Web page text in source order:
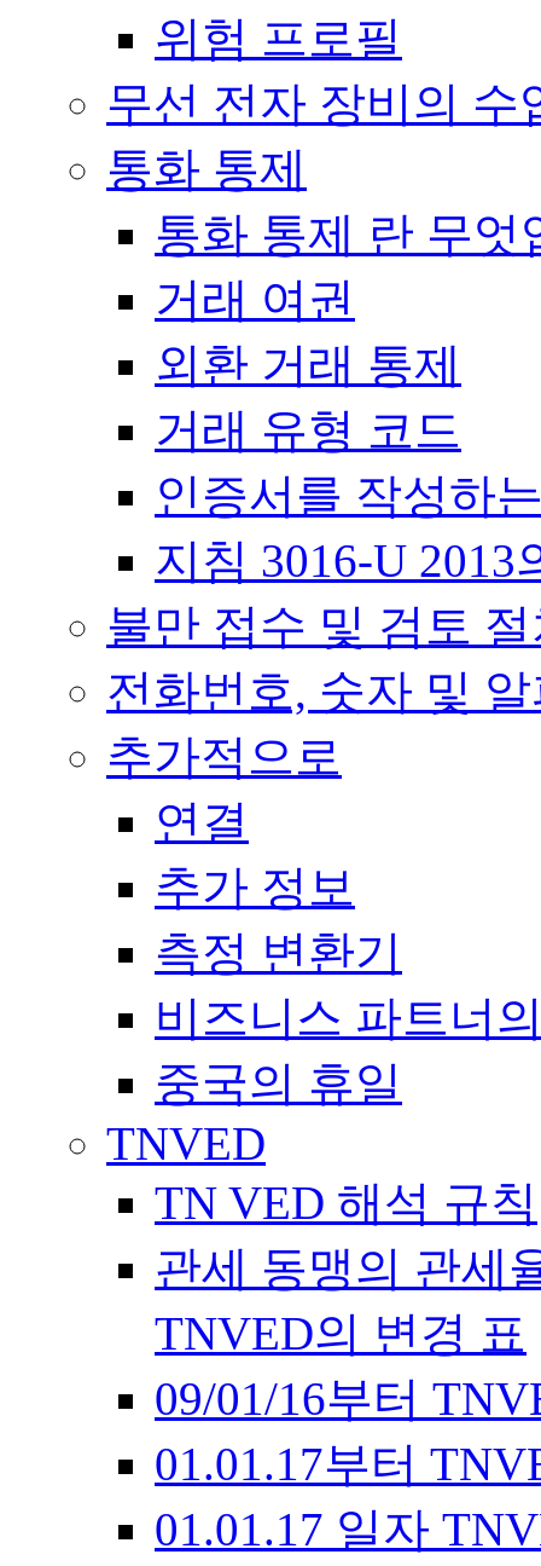
위험 프로필
무선 전자 장비의 수
통화 통제
통화 통제 란 무엇
거래 여권
외환 거래 통제
거래 유형 코드
인증서를 작성하
지침 3016-U
불만 접수 및 검토
전화번호, 숫자 및
추가적으로
연결
추가 정보
측정 변환기
비즈니스 파트너
중국의 휴일
TNVED
TN VED 해석 규칙
관세 동맹의 관세
TNVED의 변경 표
09/01/16부터
01.01.17부터
01.01.17 일자